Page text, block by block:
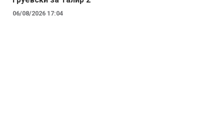
06/08/2026 17:04